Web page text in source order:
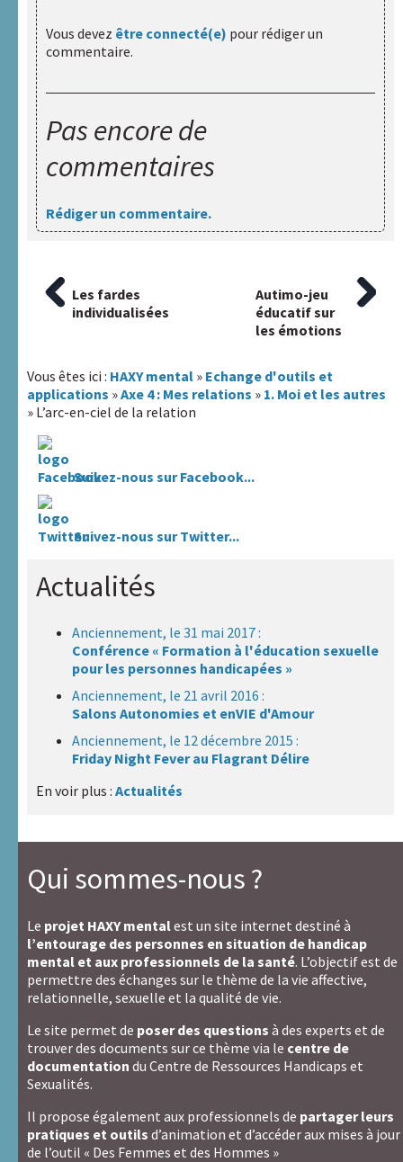
Vous devez être connecté(e) pour rédiger un
commentaire.
Pas encore de
commentaires
Rédiger un commentaire.
Navigation
l’article
Article
précédent
Les fardes
individualisées
Article
suivant
:
Autimo-jeu
éducatif sur
les émotions
Vous êtes ici : HAXY mental » Echange d'outils et
applications »Axe 4 : Mes relations » 1. Moi et les autres
» L’arc-en-ciel de la relation
Suivez-nous sur Facebook...
Suivez-nous sur Twitter...
Actualités
Anciennement, le 31 mai 2017 :
Conférence « Formation à l'éducation sexuelle
pour les personnes handicapées »
Anciennement, le 21 avril 2016 :
Salons Autonomies et enVIE d'Amour
Anciennement, le 12 décembre 2015 :
Friday Night Fever au Flagrant Délire
En voir plus : Actualités
Qui sommes-nous ?
Le projet HAXY mentalest un site internet destiné à
l’entourage des personnes en situation de handicap
mental et aux professionnels de la santé. L’objectif est de
permettre des échanges sur le thème de la vie affective,
relationnelle, sexuelle et la qualité de vie.
Le site permet de poser des questions à des experts et de
trouver des documents sur ce thème via le centre de
documentation du Centre de Ressources Handicaps et
Sexualités.
Il propose également aux professionnels de partager leurs
pratiques et outils d’animation et d’accéder aux mises à jour
de l’outil « Des Femmes et des Hommes »